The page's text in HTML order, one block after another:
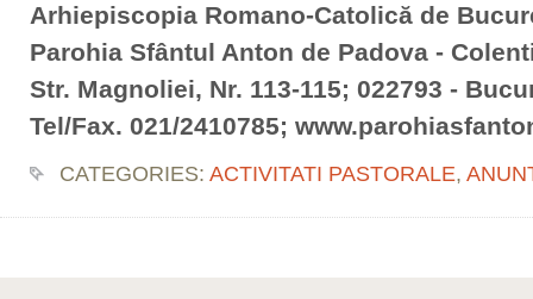
Arhiepiscopia Romano-Catolică de
Parohia Sfântul Anton de Padova -
Str. Magnoliei, Nr. 113-115; 022793 -
Tel/Fax. 021/2410785;
CATEGORIES: ACTIVITATI PASTORALE,